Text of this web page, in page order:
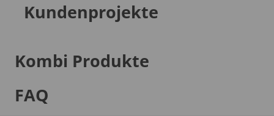
Kundenprojekte
Kombi Produkte
FAQ